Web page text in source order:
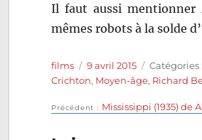
Il faut aussi mentionner
mêmes robots à la solde
Auteur
films
Publié
le
9 avril 2015 Catégories
Catégories
Crichton, Moyen-âge, Richard
Navigation
Précédent
Publication
Mississippi (1935) de